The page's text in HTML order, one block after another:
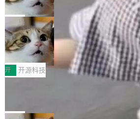
向生产，二是如何让测试团队跟得上AI应
色方案、深色方案——会产生大量无意义
合。方案缺了、配置冲突了、全 null 了。
哪些组合有效，作者说，你得靠"文档、校
者部落知识"。 换个写法。Rust 的 enum
变体：Switchable...
r 上把事情说清楚了： 今天我们发布了
re OS，一个带连接器的聊天机器人，跟其
有科技公司做的一样。只不过，实际上它
样。这是 Sandstorm.io 的重制版，我十年
那个创业公司。不同的是，这次它构建在
lare Workers 上——我花了九年时间搭建
——并且深度集成了 AI。这基本上是我十
布式 Durable Objects
Ryan Dahl 领导的 Deno 团队推出了最新
目 Celld，一个能在自己机器上运行
Workers 和 Durable Objects 的守护进程
计思路很直接：每个对象是一个独立的
数据库，按名称寻址，复制到你自己的 S3
存储库里。节点之间只通过这个存储库协
没有控制平面，没有共识协议。每个对象
个小型数据库，应用天然按分片构建，单个
库的竞争和爆炸半径问题在设计层面就被
了。 闲置的 cell 会休眠到几乎不占资源。
局
鲁大师7月新机性能/流畅/AI榜：vivo夺
性能、流畅双第一，三星Galaxy Z系列
新折叠缺席
2026年7月的手机市场，由于存储等硬件
增，手机厂商的日子也不好过啊，新机速
放缓，因此硝烟味淡了许多。新机参数规
Fold8 / Z Flip8）外，其余要么是中低端
例如iQOO Z11i、REDMI Note 17、
开 开源科技
Zed 编辑器团队发布了新项目——DeltaDB
个在 git commit 之间记录每一次编辑操作